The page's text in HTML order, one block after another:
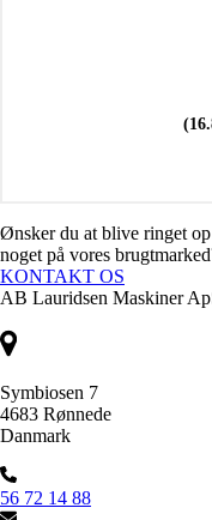
(
Ønsker du at blive ringet
noget på vores
KONTAKT OS
AB Lauridsen Maskiner
Symbiosen 7
4683 Rønnede
Danmark
56 72 14 88